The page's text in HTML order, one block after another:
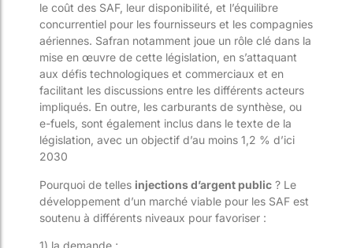
le coût des SAF, leur disponibilité, et l’équilibre
concurrentiel pour les fournisseurs et les compagnies
aériennes. Safran notamment joue un rôle clé dans la
mise en œuvre de cette législation, en s’attaquant
aux défis technologiques et commerciaux et en
facilitant les discussions entre les différents acteurs
impliqués. En outre, les carburants de synthèse, ou
e-fuels, sont également inclus dans le texte de la
législation, avec un objectif d’au moins 1,2 % d’ici
2030​
Pourquoi de telles injections d’argent public ? Le
développement d’un marché viable pour les SAF est
soutenu à différents niveaux pour favoriser :
1) la demande ;